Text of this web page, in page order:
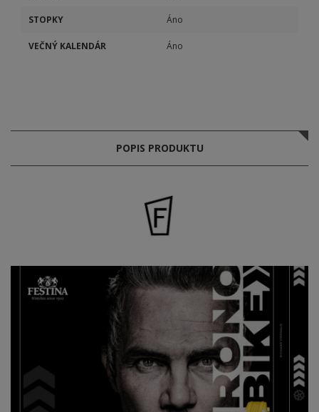
STOPKY Áno
VEČNÝ KALENDÁR Áno
POPIS PRODUKTU